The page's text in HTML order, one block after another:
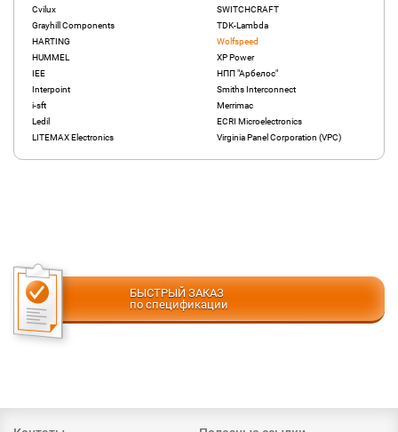
Cvilux
Grayhill Components
HARTING
HUMMEL
IEE
Interpoint
i-sft
Ledil
LITEMAX Electronics
SWITCHCRAFT
TDK-Lambda
Wolfspeed
XP Power
НПП "Арбелос"
Smiths Interconnect
Merrimac
ECRI Microelectronics
Virginia Panel Corporation (VPC)
БЫСТРЫЙ ЗАКАЗ
по спецификации